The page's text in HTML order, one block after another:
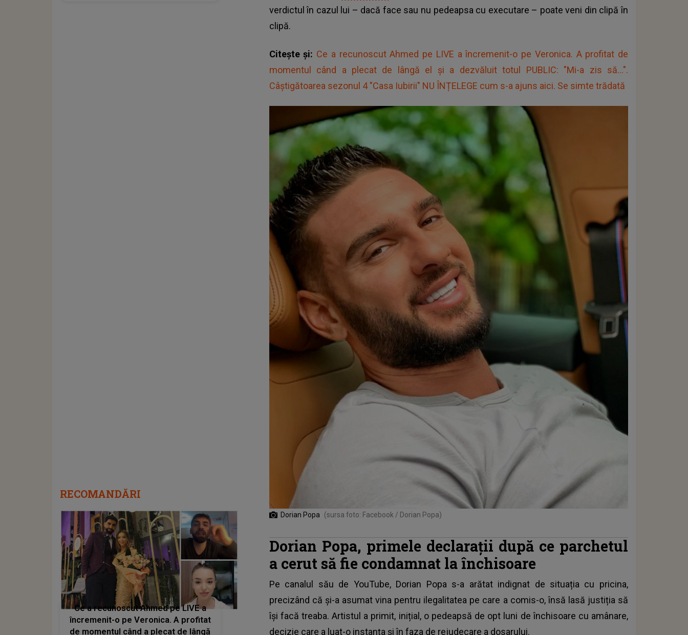
verdictul în cazul lui – dacă face sau nu pedeapsa cu executare – poate veni din clipă în
clipă.
Citește și: Ce a recunoscut Ahmed pe LIVE a încremenit-o pe Veronica. A profitat de
momentul când a plecat de lângă el și a dezvăluit totul PUBLIC: "Mi-a zis să...".
Câștigătoarea sezonul 4 "Casa Iubirii" NU ÎNȚELEGE cum s-a ajuns aici. Se simte trădată
Dorian Popa (sursa foto: Facebook / Dorian Popa)
Dorian Popa, primele declarații după ce parchetul
a cerut să fie condamnat la închisoare
Pe canalul său de YouTube, Dorian Popa s-a arătat indignat de situația cu pricina,
precizând că și-a asumat vina pentru ilegalitatea pe care a comis-o, însă lasă justiția să
își facă treaba. Artistul a primit, inițial, o pedeapsă de opt luni de închisoare cu amânare,
decizie care a luat-o instanța și în faza de rejudecare a dosarului.
RECOMANDĂRI
Ce a recunoscut Ahmed pe LIVE a
încremenit-o pe Veronica. A profitat
de momentul când a plecat de lângă